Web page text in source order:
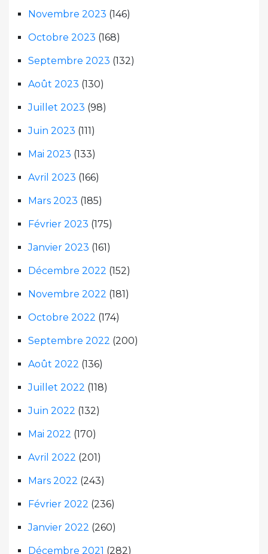
Novembre 2023 (146)
Octobre 2023 (168)
Septembre 2023 (132)
Août 2023 (130)
Juillet 2023 (98)
Juin 2023 (111)
Mai 2023 (133)
Avril 2023 (166)
Mars 2023 (185)
Février 2023 (175)
Janvier 2023 (161)
Décembre 2022 (152)
Novembre 2022 (181)
Octobre 2022 (174)
Septembre 2022 (200)
Août 2022 (136)
Juillet 2022 (118)
Juin 2022 (132)
Mai 2022 (170)
Avril 2022 (201)
Mars 2022 (243)
Février 2022 (236)
Janvier 2022 (260)
Décembre 2021 (282)